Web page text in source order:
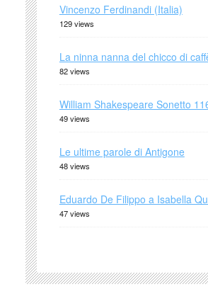
Vincenzo Ferdinandi (Italia)
129 views
La ninna nanna del chicco di
82 views
William Shakespeare Sonetto
49 views
Le ultime parole di Antigone
48 views
Eduardo De Filippo a Isabella
47 views